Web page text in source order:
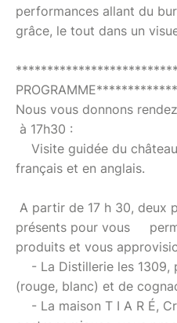
performances allant du
grâce, le tout dans un
Nous vous donnons
à 17h30 :
Visite guidée du
français et en anglais.
A partir de 17 h 30, deux
présents pour vous
produits et vous
- La Distillerie les 1309,
(rouge, blanc) et de
- La maison T I A R É,